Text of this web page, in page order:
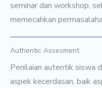
seminar dan workshop,
memecahkan
Authentic Assesment
Penilaian autentik siswa
aspek kecerdasan, baik